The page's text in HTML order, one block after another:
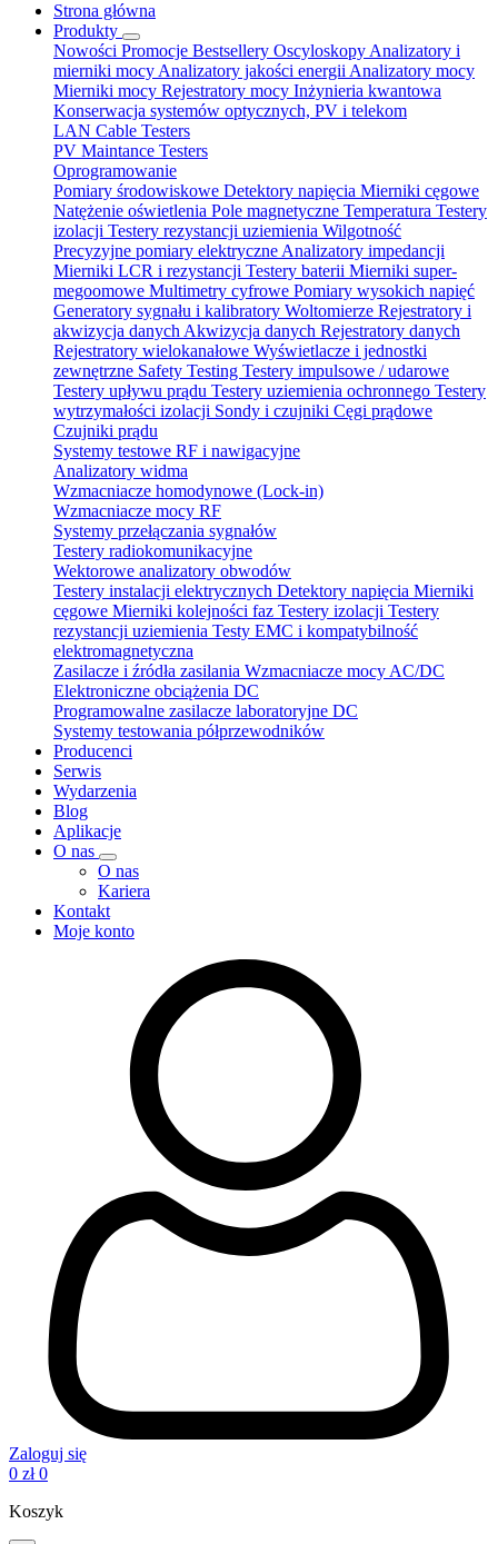
Strona główna
Produkty
Nowości Promocje Bestsellery Oscyloskopy Analizatory i
mierniki mocy Analizatory jakości energii Analizatory mocy
Mierniki mocy Rejestratory mocy Inżynieria kwantowa
Konserwacja systemów optycznych, PV i telekom
LAN Cable Testers
PV Maintance Testers
Oprogramowanie
Pomiary środowiskowe Detektory napięcia Mierniki cęgowe
Natężenie oświetlenia Pole magnetyczne Temperatura Testery
izolacji Testery rezystancji uziemienia Wilgotność
Precyzyjne pomiary elektryczne Analizatory impedancji
Mierniki LCR i rezystancji Testery baterii Mierniki super-
megoomowe Multimetry cyfrowe Pomiary wysokich napięć
Generatory sygnału i kalibratory Woltomierze Rejestratory i
akwizycja danych Akwizycja danych Rejestratory danych
Rejestratory wielokanałowe Wyświetlacze i jednostki
zewnętrzne Safety Testing Testery impulsowe / udarowe
Testery upływu prądu Testery uziemienia ochronnego Testery
wytrzymałości izolacji Sondy i czujniki Cęgi prądowe
Czujniki prądu
Systemy testowe RF i nawigacyjne
Analizatory widma
Wzmacniacze homodynowe (Lock‑in)
Wzmacniacze mocy RF
Systemy przełączania sygnałów
Testery radiokomunikacyjne
Wektorowe analizatory obwodów
Testery instalacji elektrycznych Detektory napięcia Mierniki
cęgowe Mierniki kolejności faz Testery izolacji Testery
rezystancji uziemienia Testy EMC i kompatybilność
elektromagnetyczna
Zasilacze i źródła zasilania Wzmacniacze mocy AC/DC
Elektroniczne obciążenia DC
Programowalne zasilacze laboratoryjne DC
Systemy testowania półprzewodników
Producenci
Serwis
Wydarzenia
Blog
Aplikacje
O nas
O nas
Kariera
Kontakt
Moje konto
Zaloguj się
0 zł 0
Koszyk